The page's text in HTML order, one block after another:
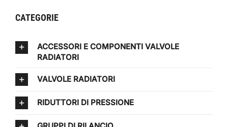
CATEGORIE
ACCESSORI E COMPONENTI VALVOLE
RADIATORI
VALVOLE RADIATORI
RIDUTTORI DI PRESSIONE